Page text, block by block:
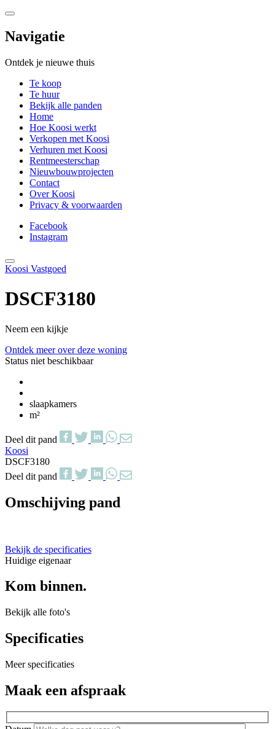
Navigatie
Ontdek je nieuwe thuis
Te koop
Te huur
Bekijk alle panden
Home
Hoe Koosi werkt
Verkopen met Koosi
Verhuren met Koosi
Rentmeesterschap
Nieuwbouwprojecten
Contact
Over Koosi
Privacy & voorwaarden
Facebook
Instagram
Koosi Vastgoed
DSCF3180
Neem een kijkje
Ontdek meer over deze woning
Status niet beschikbaar
slaapkamers
m²
Deel dit pand
Koosi
DSCF3180
Deel dit pand
Omschijving pand
Bekijk de specificaties
Huidige eigenaar
Kom binnen.
Bekijk alle foto's
Specificaties
Meer specificaties
Maak een afspraak